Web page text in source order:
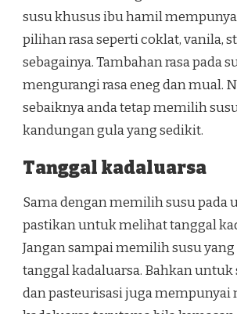
susu khusus ibu hamil
pilihan rasa seperti coklat, vanila,
sebagainya. Tambahan rasa pada
mengurangi rasa eneg dan mual.
sebaiknya anda tetap memilih
kandungan gula yang sedikit.
Tanggal kadaluarsa
Sama dengan memilih susu pada
pastikan untuk melihat tanggal
Jangan sampai memilih susu
tanggal kadaluarsa. Bahkan untuk
dan pasteurisasi juga mempunyai